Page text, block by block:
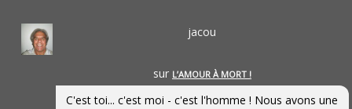
jacou
sur L’AMOUR À MORT !
C'est toi... c'est moi - c'est l'homme ! Nous avons une